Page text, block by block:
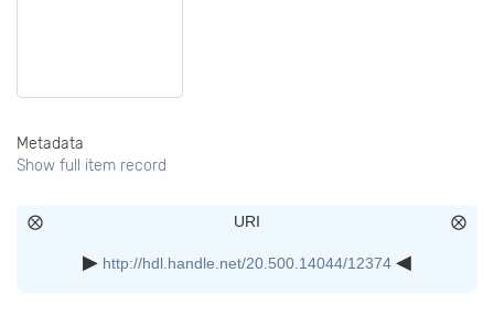
Metadata
Show full item record
URI
http://hdl.handle.net/20.500.14044/12374